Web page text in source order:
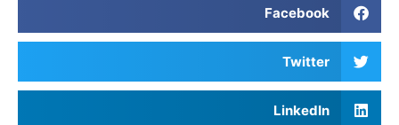
Facebook
Twitter
LinkedIn